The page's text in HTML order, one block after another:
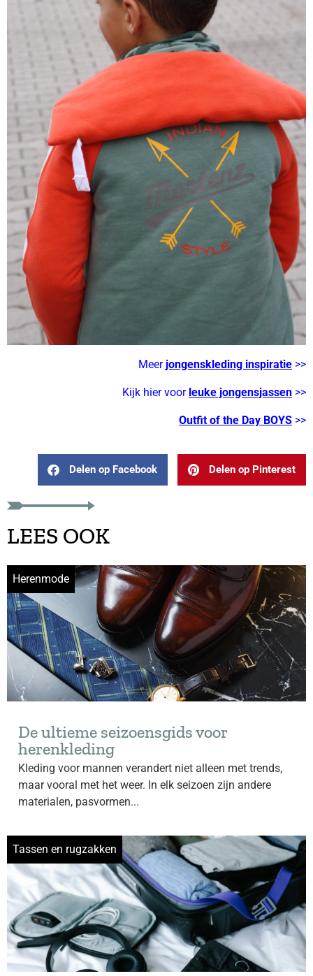
Meer jongenskleding inspiratie >>
Kijk hier voor leuke jongensjassen >>
Outfit of the Day BOYS >>
Delen op Facebook Delen op Pinterest
LEES OOK
Herenmode
De ultieme seizoensgids voor
herenkleding
Kleding voor mannen verandert niet alleen met trends,
maar vooral met het weer. In elk seizoen zijn andere
materialen, pasvormen...
Tassen en rugzakken